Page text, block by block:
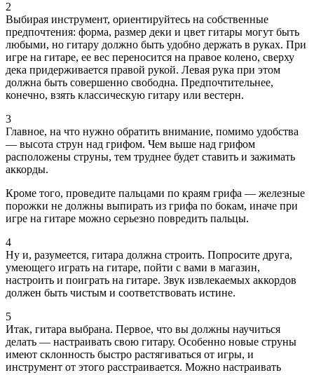
2
Выбирая инструмент, ориентируйтесь на собственные
предпочтения: форма, размер деки и цвет гитары могут быть
любыми, но гитару должно быть удобно держать в руках. При
игре на гитаре, ее вес переносится на правое колено, сверху
дека придерживается правой рукой. Левая рука при этом
должна быть совершенно свободна. Предпочтительнее,
конечно, взять классическую гитару или вестерн.
3
Главное, на что нужно обратить внимание, помимо удобства
— высота струн над грифом. Чем выше над грифом
расположены струны, тем труднее будет ставить и зажимать
аккорды.
Кроме того, проведите пальцами по краям грифа — железные
порожки не должны выпирать из грифа по бокам, иначе при
игре на гитаре можно серьезно повредить пальцы.
4
Ну и, разумеется, гитара должна строить. Попросите друга,
умеющего играть на гитаре, пойти с вами в магазин,
настроить и поиграть на гитаре. Звук извлекаемых аккордов
должен быть чистым и соответствовать истине.
5
Итак, гитара выбрана. Первое, что вы должны научиться
делать — настраивать свою гитару. Особенно новые струны
имеют склонность быстро растягиваться от игры, и
инструмент от этого расстраивается. Можно настраивать